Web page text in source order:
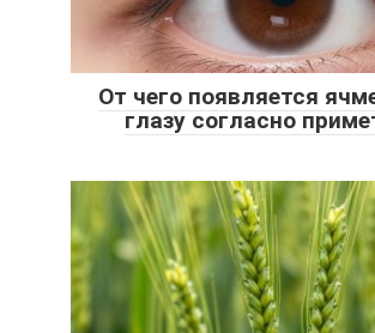
От чего появляется
глазу согласно